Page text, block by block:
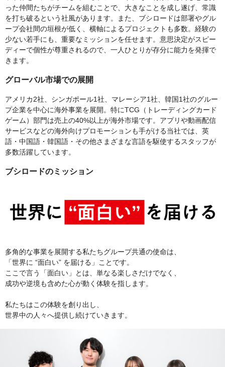
った仲間たちがチームを組むことで、大きなことを成し遂げ、常識
を打ち破るという社風があります。また、ブシロードは部署やグル
ープ会社間の垣根が低く、横軸によるプロジェクトも多数。経験の
少ない若手にも、重要なミッションを任せます。意思決定がスピー
ディーで個性が尊重されるので、一人ひとりが存分に能力を発揮で
きます。
グローバル市場での展開
アメリカ2社、シンガポール1社、マレーシア1社、韓国1社のグルー
プ企業を中心に海外事業を展開。特にTCG（トレーディングカード
ゲーム）部門は売上の40%以上が海外市場です。アプリや動画配信
サービスなどの海外向けプロモーションも手がける当社では、英
語・中国語・韓国語・その他さまざまな言語を駆使するスタッフが
多数活躍しています。
ブシロードのミッション
多角的な事業を展開する私たちグループ共通の使命は、
「世界に “面白い” を届ける」ことです。
ここで言う「面白い」とは、単なる楽しさだけでなく、
成功や逆境も含めた心が動く体験を指します。
私たちはこの体験を創り出し、
世界中の人々へ提供し続けていきます。